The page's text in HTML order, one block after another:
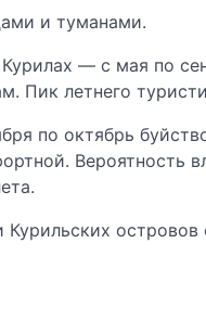
и туманами.
— с мая по
Пик летнего
по октябрь
Вероятность